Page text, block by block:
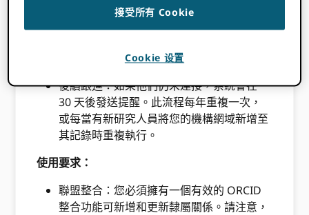
定）邀請他們與你的機構建立聯繫。
關聯：該通知會將研究人員引導至您的機
後續跟進：如果他們仍未連接，系統會在
30 天後發送提醒。此流程每年重複一次，
或每當有新研究人員將您的機構網域新增至
其記錄時重複執行。
使用要求：
聯盟整合：您必須擁有一個有效的 ORCID
整合功能可新增和更新隸屬關係。請注意，
接受所有 Cookie
Cookie 设置